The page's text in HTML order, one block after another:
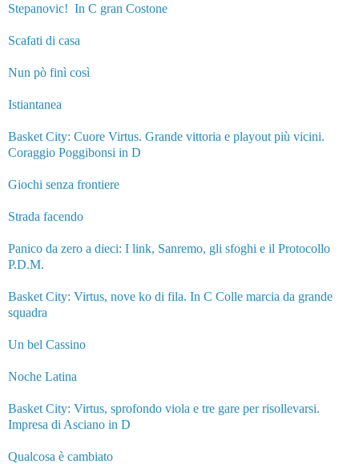
Stepanovic! In C gran Costone
Scafati di casa
Nun pò finì così
Istiantanea
Basket City: Cuore Virtus. Grande vittoria e playout più vicini.
Coraggio Poggibonsi in D
Giochi senza frontiere
Strada facendo
Panico da zero a dieci: I link, Sanremo, gli sfoghi e il Protocollo
P.D.M.
Basket City: Virtus, nove ko di fila. In C Colle marcia da grande
squadra
Un bel Cassino
Noche Latina
Basket City: Virtus, sprofondo viola e tre gare per risollevarsi.
Impresa di Asciano in D
Qualcosa è cambiato